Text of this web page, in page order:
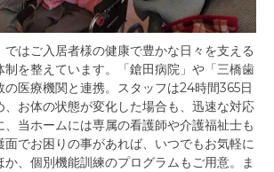
ではご入居者様の健康で豊かな日々を支える
制を整えています。「鎗田病院」や「三橋歯
医療機関と連携。スタッフは24時間365日
、お体の状態が変化した場合も、迅速な対応
当ホームには専属の看護師や介護福祉士も
でお困りの事があれば、いつでもお気軽に
か、個別機能訓練のプログラムもご用意。ま